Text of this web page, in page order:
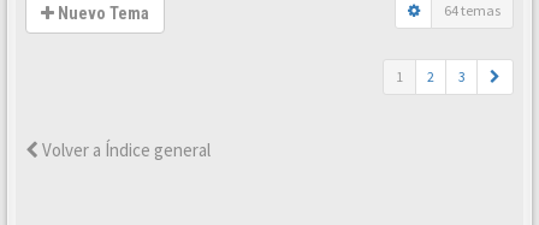
Nuevo Tema 64 temas
1 2 3
Volver a Índice general